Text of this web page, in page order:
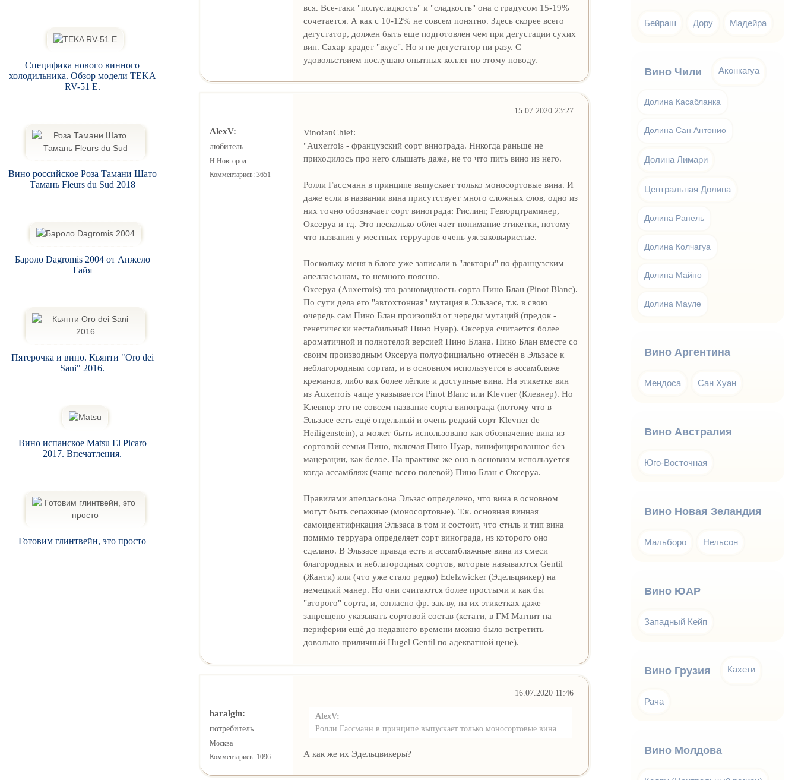
вся. Все-таки "полусладкость" и "сладкость" она с градусом 15-19%
сочетается. А как с 10-12% не совсем понятно. Здесь скорее всего
дегустатор, должен быть еще подготовлен чем при дегустации сухих
вин. Сахар крадет "вкус". Но я не дегустатор ни разу. С
удовольствием послушаю опытных коллег по этому поводу.
AlexV:
любитель
Н.Новгород
Комментариев: 3651
15.07.2020 23:27
VinofanChief:
"Auxerrois - французский сорт винограда. Никогда раньше не
приходилось про него слышать даже, не то что пить вино из него.
Ролли Гассманн в принципе выпускает только моносортовые вина. И
даже если в названии вина присутствует много сложных слов, одно из
них точно обозначает сорт винограда: Рислинг, Гевюрцтраминер,
Оксеруа и тд. Это несколько облегчает понимание этикетки, потому
что названия у местных терруаров очень уж заковыристые.
Поскольку меня в блоге уже записали в "лекторы" по французским
апелласьонам, то немного поясню.
Оксеруа (Auxerrois) это разновидность сорта Пино Блан (Pinot Blanc).
По сути дела его "автохтонная" мутация в Эльзасе, т.к. в свою
очередь сам Пино Блан произошёл от череды мутаций (предок -
генетически нестабильный Пино Нуар). Оксеруа считается более
ароматичной и полнотелой версией Пино Блана. Пино Блан вместе со
своим производным Оксеруа полуофициально отнесён в Эльзасе к
неблагородным сортам, и в основном используется в ассамбляже
креманов, либо как более лёгкие и доступные вина. На этикетке вин
из Auxerrois чаще указывается Pinot Blanc или Klevner (Клевнер). Но
Клевнер это не совсем название сорта винограда (потому что в
Эльзасе есть ещё отдельный и очень редкий сорт Klevner de
Heiligenstein), а может быть использовано как обозначение вина из
сортовой семьи Пино, включая Пино Нуар, винифицированное без
мацерации, как белое. На практике же оно в основном используется
когда ассамбляж (чаще всего полевой) Пино Блан с Оксеруа.
Правилами апелласьона Эльзас определено, что вина в основном
могут быть сепажные (моносортовые). Т.к. основная винная
самоидентификация Эльзаса в том и состоит, что стиль и тип вина
помимо терруара определяет сорт винограда, из которого оно
сделано. В Эльзасе правда есть и ассамбляжные вина из смеси
благородных и неблагородных сортов, которые называются Gentil
(Жанти) или (что уже стало редко) Edelzwicker (Эдельцвикер) на
немецкий манер. Но они считаются более простыми и как бы
"второго" сорта, и, согласно фр. зак-ву, на их этикетках даже
запрещено указывать сортовой состав (кстати, в ГМ Магнит на
периферии ещё до недавнего времени можно было встретить
довольно приличный Hugel Gentil по адекватной цене).
baralgin:
потребитель
Москва
Комментариев: 1096
16.07.2020 11:46
AlexV:
Ролли Гассманн в принципе выпускает только моносортовые вина.
А как же их Эдельцвикеры?
Специфика нового винного
холодильника. Обзор модели TEKA
RV-51 E.
Вино российское Роза Тамани Шато
Тамань Fleurs du Sud 2018
Бароло Dagromis 2004 от Анжело
Гайя
Пятерочка и вино. Кьянти "Oro dei
Sani" 2016.
Вино испанское Matsu El Picaro
2017. Впечатления.
Готовим глинтвейн, это просто
Бейраш Дору Мадейра
Вино Чили Аконкагуа
Долина Касабланка
Долина Сан Антонио
Долина Лимари
Центральная Долина
Долина Рапель
Долина Колчагуа
Долина Майпо
Долина Мауле
Вино Аргентина
Мендоса Сан Хуан
Вино Австралия
Юго-Восточная
Вино Новая Зеландия
Мальборо Нельсон
Вино ЮАР
Западный Кейп
Вино Грузия Кахети
Рача
Вино Молдова